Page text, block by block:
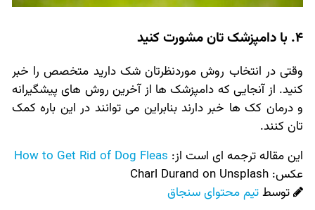
4. با دامپزشک تان مشورت کنید
وقتی در انتخاب روش موردنظرتان شک دارید متخصص را خبر
کنید. از آنجایی که دامپزشک ها از آخرین روش های پیشگیرانه
و درمان کک ها خبر دارند بنابراین می توانند در این باره کمک
تان کنند.
این مقاله ترجمه ای است از: How to Get Rid of Dog Fleas
عکس:‌ Charl Durand on Unsplash
توسطتیم محتوای سنجاق